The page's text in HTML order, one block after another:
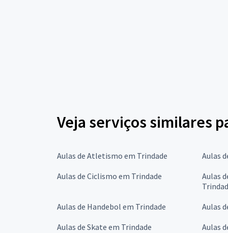
Veja serviços similares
Aulas de Atletismo em Trindade
Aulas
Aulas de Ciclismo em Trindade
Aulas
Aulas de Handebol em Trindade
Aulas
Aulas de Skate em Trindade
Aulas